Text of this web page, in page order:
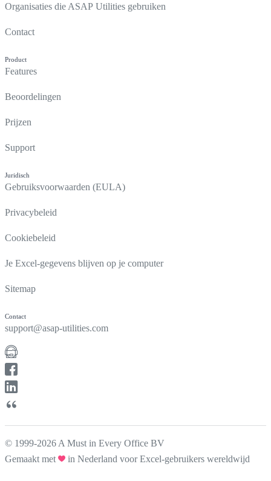
Organisaties die ASAP Utilities gebruiken
Contact
Product
Features
Beoordelingen
Prijzen
Support
Juridisch
Gebruiksvoorwaarden (EULA)
Privacybeleid
Cookiebeleid
Je Excel-gegevens blijven op je computer
Sitemap
Contact
support@asap-utilities.com
© 1999-2026 A Must in Every Office BV
Gemaakt met
in Nederland voor Excel-gebruikers wereldwijd